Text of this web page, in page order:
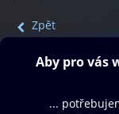
Zpět
Obsah ke stažení